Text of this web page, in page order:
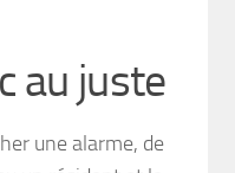
au juste
une alarme, de